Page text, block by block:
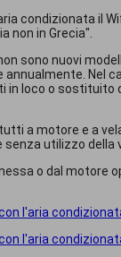
condizionata il
non in Grecia".
sono nuovi
Nel
in loco o sostituito
a motore e a
utilizzo della
o dal motore
l'aria
l'aria